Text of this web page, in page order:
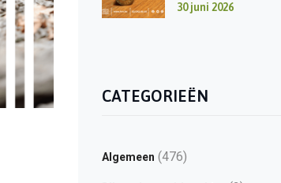
30 juni 2026
CATEGORIEËN
Algemeen (476)